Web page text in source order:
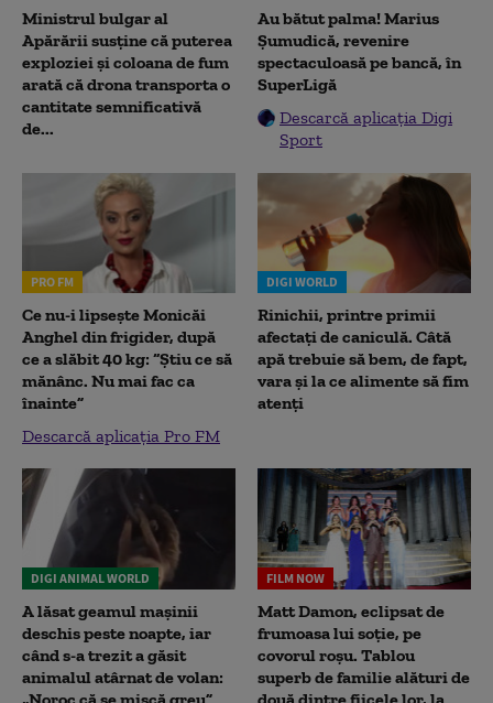
Ministrul bulgar al
Apărării susține că puterea
exploziei și coloana de fum
arată că drona transporta o
cantitate semnificativă
de...
Au bătut palma! Marius
Șumudică, revenire
spectaculoasă pe bancă, în
SuperLigă
Descarcă aplicația Digi
Sport
PRO FM
Ce nu-i lipsește Monicăi
Anghel din frigider, după
ce a slăbit 40 kg: “Știu ce să
mănânc. Nu mai fac ca
înainte”
Descarcă aplicația Pro FM
DIGI WORLD
Rinichii, printre primii
afectați de caniculă. Câtă
apă trebuie să bem, de fapt,
vara și la ce alimente să fim
atenți
DIGI ANIMAL WORLD
A lăsat geamul mașinii
deschis peste noapte, iar
când s-a trezit a găsit
animalul atârnat de volan:
„Noroc că se mișcă greu”
FILM NOW
Matt Damon, eclipsat de
frumoasa lui soție, pe
covorul roșu. Tablou
superb de familie alături de
două dintre fiicele lor, la